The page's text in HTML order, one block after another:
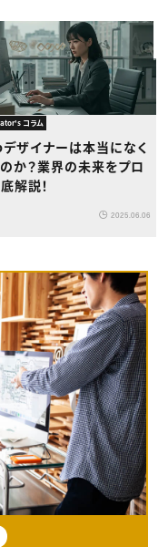
コラム
ザイナーは本当になく
か？業界の未来をプロ
解説！
2025.06.06